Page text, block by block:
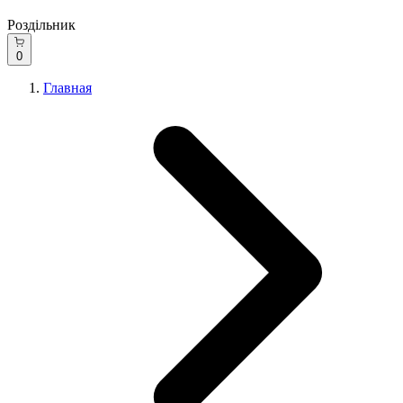
Роздільник
0
Главная